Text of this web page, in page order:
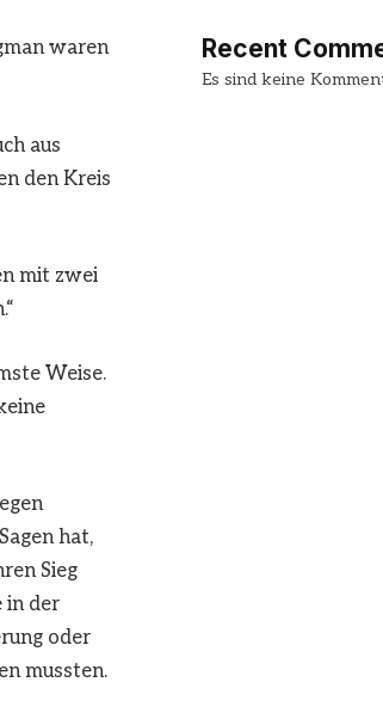
waren
aus
den Kreis
mit zwei
Weise.
hat,
Sieg
in der
oder
mussten.
Recent
Es sind keine